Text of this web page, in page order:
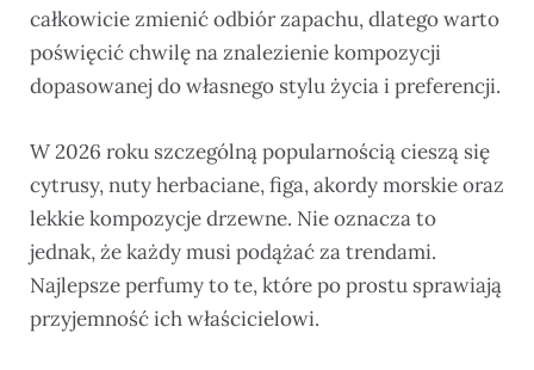
całkowicie zmienić odbiór zapachu, dlatego warto
poświęcić chwilę na znalezienie kompozycji
dopasowanej do własnego stylu życia i preferencji.
W 2026 roku szczególną popularnością cieszą się
cytrusy, nuty herbaciane, figa, akordy morskie oraz
lekkie kompozycje drzewne. Nie oznacza to
jednak, że każdy musi podążać za trendami.
Najlepsze perfumy to te, które po prostu sprawiają
przyjemność ich właścicielowi.